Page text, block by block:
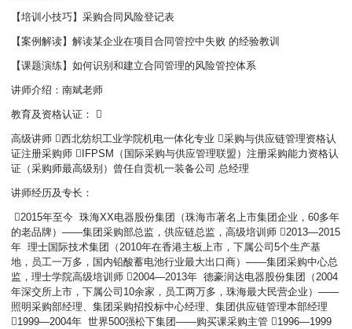
【培训小技巧】采购合同风险登记表
【案例解读】解读某企业在项目合同管控中失败 的经验教训
【课题演练】如何识别和建立合同管理的风险管控体系
讲师介绍：南斌老师
教育及资格认证： 
高级讲师 西北纺织工业学院机电一体化专业 采购与供应链管理资格认
证注册采购师 IFPSM（国际采购与供应管理联盟）注册采购能力资格认
证（采购师最高级别）曾任自贡机一装备公司 总经理
讲师经历及专长：
2015年至今 珠海XX电器股份集团（珠海市著名上市集团企业，60多年
的老品牌）——集团采购部总监，供应链总监，高级培训师 2013—2015
年 理士国际技术集团（2010年在香港主板上市，下属公司5个生产基
地，员工一万多，国内铅酸蓄电池行业最大出口商）——集团采购中心总
监，理士学院高级培训师 2004—2013年 德豪润达电器股份集团（2004
年深交所上市，下属公司10余家，员工两万多，珠海最大民营企业）——
照明采购部经理、集团采购招投标中心经理、集团供应链管理本部经理
1999—2004年 世界500强松下集团——购买课采购主管 1996—1999